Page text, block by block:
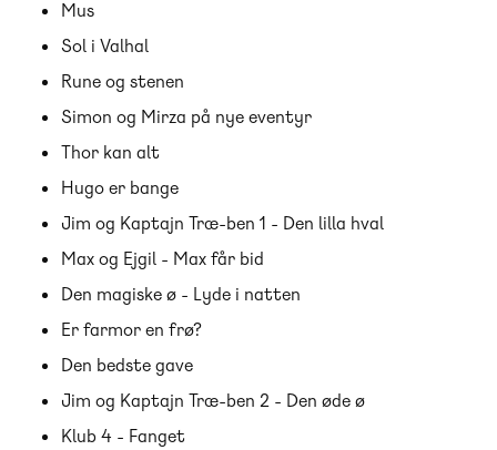
Mus
Sol i Valhal
Rune og stenen
Simon og Mirza på nye eventyr
Thor kan alt
Hugo er bange
Jim og Kaptajn Træ-ben 1 - Den lilla hval
Max og Ejgil - Max får bid
Den magiske ø - Lyde i natten
Er farmor en frø?
Den bedste gave
Jim og Kaptajn Træ-ben 2 - Den øde ø
Klub 4 - Fanget